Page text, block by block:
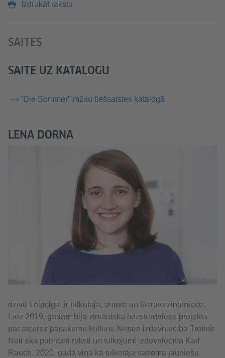
Izdrukāt rakstu
SAITES
SAITE UZ KATALOGU
"Die Sommer" mūsu tiešsaistes katalogā
LENA DORNA
© Beatrice Barth
dzīvo Leipcigā, ir tulkotāja, autore un literatūrzinātniece.
Līdz 2019. gadam bija zinātniskā līdzstrādniece projektā
par atceres pasākumu kultūru. Nesen izdevniecībā Trottoir
Noir tika publicēti raksti un tulkojumi izdevniecībā Karl
Rauch. 2020. gadā viņa kā tulkotāja saņēma jauniešu